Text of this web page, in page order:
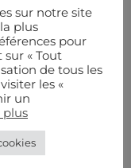
sur notre site
plus
pour
sur « Tout
de tous les
les «
un
plus